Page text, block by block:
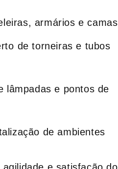
armários e camas
de torneiras e tubos
lâmpadas e pontos de
de ambientes